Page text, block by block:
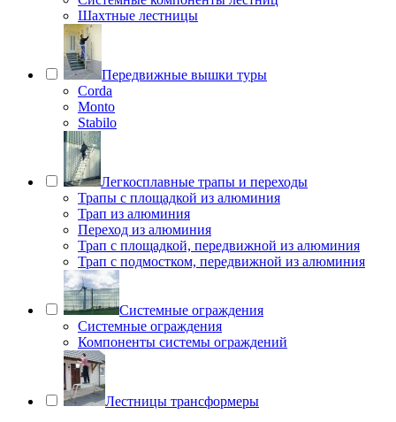
Шахтные лестницы
Передвижные вышки туры
Corda
Monto
Stabilo
Легкосплавные трапы и переходы
Трапы с площадкой из алюминия
Трап из алюминия
Переход из алюминия
Трап с площадкой, передвижной из алюминия
Трап с подмостком, передвижной из алюминия
Системные ограждения
Системные ограждения
Компоненты системы ограждений
Лестницы трансформеры